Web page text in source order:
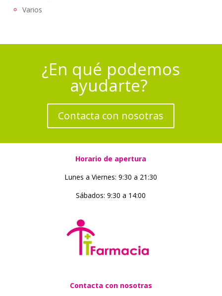
Varios
¿En qué podemos
ayudarte?
Contacta con nosotras
Horario de apertura
Lunes a Viernes: 9:30 a 21:30
Sábados: 9:30 a 14:00
Contacta con nosotras